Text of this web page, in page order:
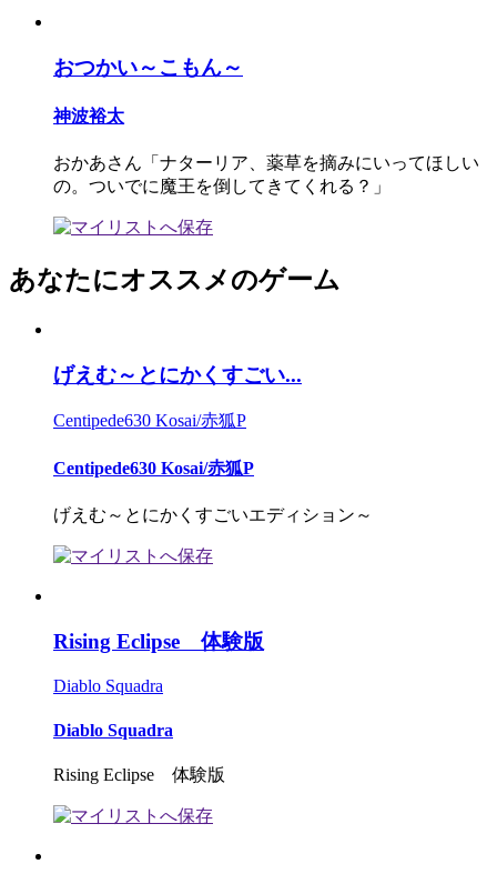
おつかい～こもん～
神波裕太
おかあさん「ナターリア、薬草を摘みにいってほしい
の。ついでに魔王を倒してきてくれる？」
あなたにオススメのゲーム
げえむ～とにかくすごい...
Centipede630 Kosai/赤狐P
Centipede630 Kosai/赤狐P
げえむ～とにかくすごいエディション～
Rising Eclipse 体験版
Diablo Squadra
Diablo Squadra
Rising Eclipse 体験版